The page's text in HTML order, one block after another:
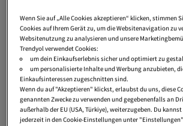
Wenn Sie auf „Alle Cookies akzeptieren“ klicken, stimmen
Cookies auf Ihrem Gerät zu, um die Websitenavigation zu
Websitenutzung zu analysieren und unsere
Trendyol verwendet Cookies:
um dein Einkaufserlebnis sicher und optimiert zu
um personalisierte Inhalte und Werbung anzubieten,
Einkaufsinteressen zugeschnitten sind.
Wenn du auf "Akzeptieren" klickst, erlaubst du uns, diese
genannten Zwecke zu verwenden und gegebenenfalls an
außerhalb der EU (USA, Türkiye), weiterzugeben. Du
jederzeit in den Cookie-Einstellungen unter